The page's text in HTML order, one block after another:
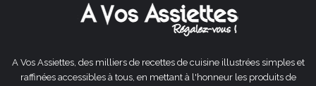
A Vos Assiettes, des milliers de recettes de cuisine illustrées simples et
raffinées accessibles à tous, en mettant à l'honneur les produits de